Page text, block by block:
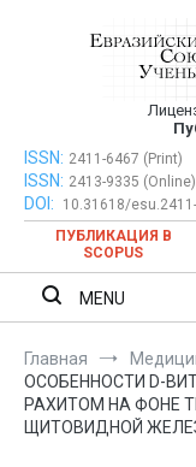
Евразийский
ISSN: 2411-6467 (Print)
ISSN: 2413-9335 (Online)
DOI:
10.31618/
ПУБЛИКАЦИЯ В
SCOPUS
MENU
Главная
ОСОБЕННОСТИ D-
РАХИТОМ НА ФОНЕ
ЩИТОВИДНОЙ